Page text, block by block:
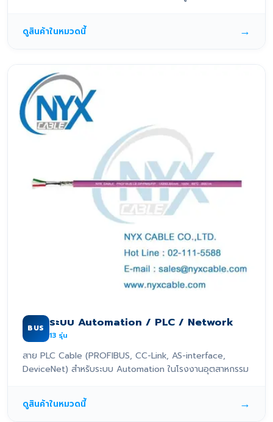
ดูสินค้าในหมวดนี้ →
BUS ระบบ Automation / PLC / Network
13 รุ่น
สาย PLC Cable (PROFIBUS, CC-Link, AS-interface,
DeviceNet) สำหรับระบบ Automation ในโรงงานอุตสาหกรรม
ดูสินค้าในหมวดนี้ →